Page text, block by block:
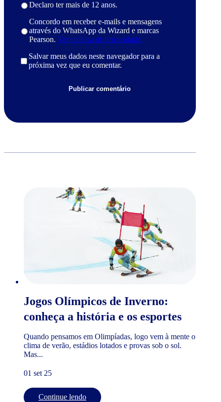
Declaro ter mais de 12 anos.
Concordo em receber e-mails e mensagens
através do WhatsApp da Wizard e marcas
Pearson. Ver política de privacidade.
Salvar meus dados neste navegador para a
próxima vez que eu comentar.
Jogos Olímpicos de Inverno:
conheça a história e os esportes
Quando pensamos em Olimpíadas, logo vem à mente o
clima de verão, estádios lotados e provas sob o sol.
Mas...
01 set 25
Continue lendo